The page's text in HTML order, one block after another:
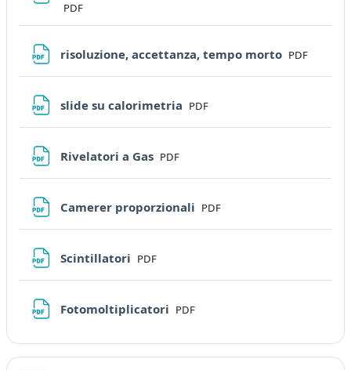
PDF
risoluzione, accettanza, tempo morto File
PDF
slide su calorimetria File
PDF
Rivelatori a Gas File
PDF
Camerer proporzionali File
PDF
Scintillatori File
PDF
Fotomoltiplicatori File
PDF